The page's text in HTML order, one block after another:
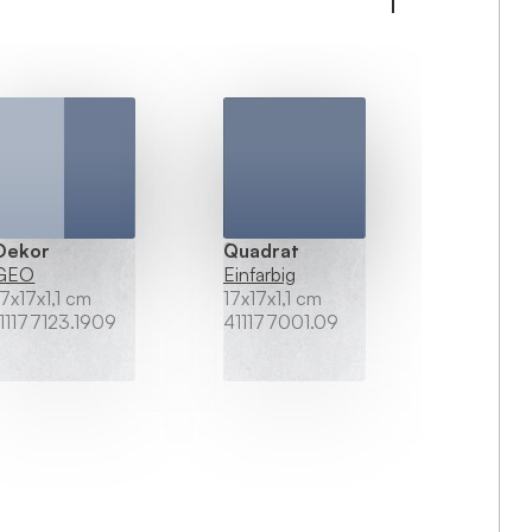
cm
Quadrat
Einfarbig
17x17x1,1 cm
411177001.09